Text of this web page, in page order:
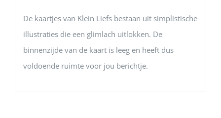
De kaartjes van Klein Liefs bestaan uit simplistische
illustraties die een glimlach uitlokken. De
binnenzijde van de kaart is leeg en heeft dus
voldoende ruimte voor jou berichtje.